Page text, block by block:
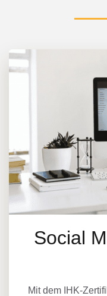
Social
Mit dem IHK-